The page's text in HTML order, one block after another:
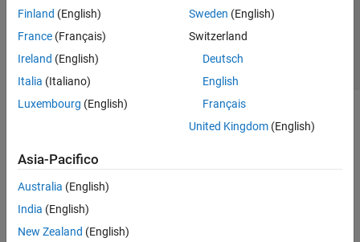
Finland (English)
France (Français)
Ireland (English)
Italia (Italiano)
Luxembourg (English)
Sweden (English)
Switzerland
Deutsch
English
Français
United Kingdom(English)
Asia-Pacifico
Australia (English)
India (English)
New Zealand (English)